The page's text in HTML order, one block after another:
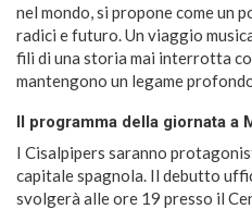
nel mondo, si propone come un
radici e futuro. Un viaggio
fili di una storia mai interrotta
mantengono un legame
Il programma della giornata a
I Cisalpipers saranno
capitale spagnola. Il debutto
svolgerà alle ore 19 presso il